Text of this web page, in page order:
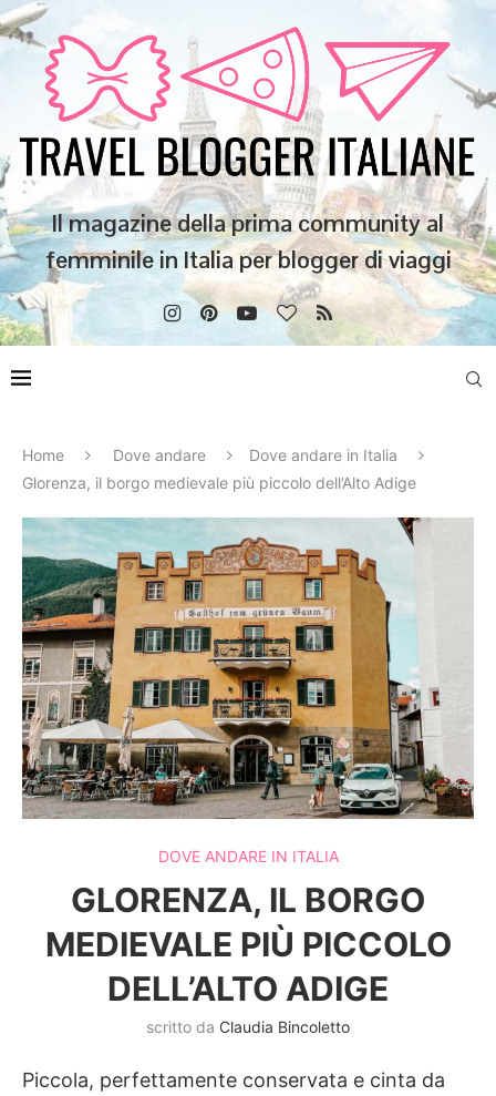
Il magazine della prima community al
femminile in Italia per blogger di viaggi
Home Dove andare
Dove andare in Italia
Glorenza, il borgo medievale più piccolo dell’Alto Adige
DOVE ANDARE IN ITALIA
GLORENZA, IL BORGO
MEDIEVALE PIÙ PICCOLO
DELL’ALTO ADIGE
scritto da Claudia Bincoletto
Piccola, perfettamente conservata e cinta da